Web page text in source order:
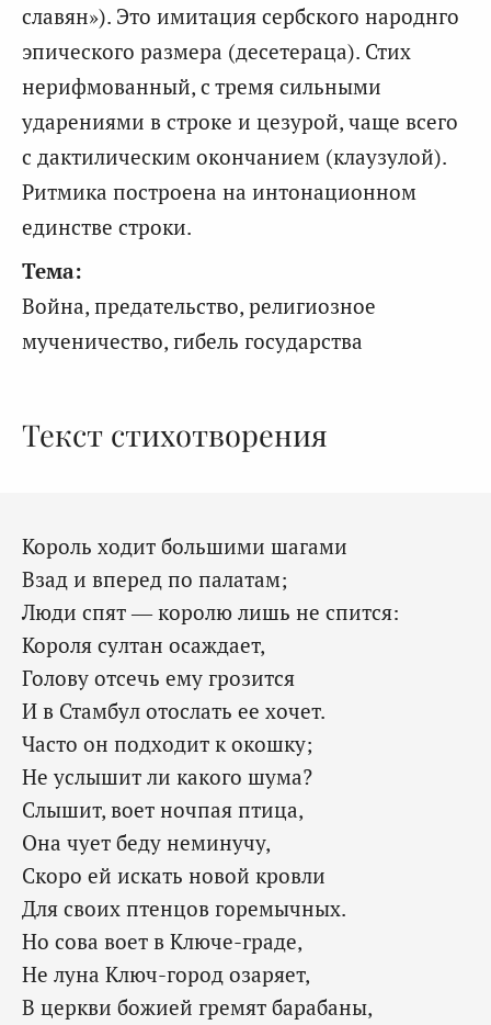
славян»). Это имитация сербского народнго
эпического размера (десетераца). Стих
нерифмованный, с тремя сильными
ударениями в строке и цезурой, чаще всего
с дактилическим окончанием (клаузулой).
Ритмика построена на интонационном
единстве строки.
Тема:
Война, предательство, религиозное
мученичество, гибель государства
Текст стихотворения
Король ходит большими шагами
Взад и вперед по палатам;
Люди спят — королю лишь не спится:
Короля султан осаждает,
Голову отсечь ему грозится
И в Стамбул отослать ее хочет.
Часто он подходит к окошку;
Не услышит ли какого шума?
Слышит, воет ночпая птица,
Она чует беду неминучу,
Скоро ей искать новой кровли
Для своих птенцов горемычных.
Но сова воет в Ключе-граде,
Не луна Ключ-город озаряет,
В церкви божией гремят барабаны,